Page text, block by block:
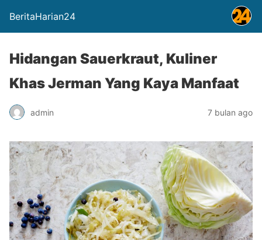
BeritaHarian24
Hidangan Sauerkraut, Kuliner
Khas Jerman Yang Kaya Manfaat
admin 7 bulan ago